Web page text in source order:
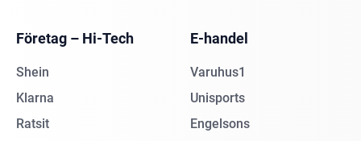
Företag – Hi-Tech
Shein
Klarna
Ratsit
E-handel
Varuhus1
Unisports
Engelsons